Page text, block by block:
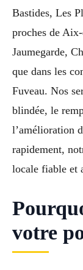
Bastides, Les
proches de
Jaumegarde,
que dans les
Fuveau. Nos
blindée, le
l’amélioration
rapidement,
locale fiable et
votre